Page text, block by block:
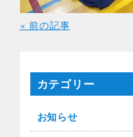
« 前の記事
カテゴリー
お知らせ